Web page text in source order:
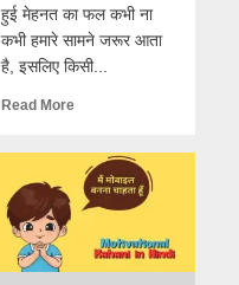
हुई मेहनत का फल कभी ना
कभी हमारे सामने जरूर आता
है, इसलिए किसी...
Read More